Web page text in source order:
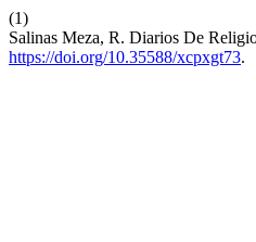
(1)
Salinas Meza, R. Diarios De
https://doi.org/10.35588/xcpxgt73.